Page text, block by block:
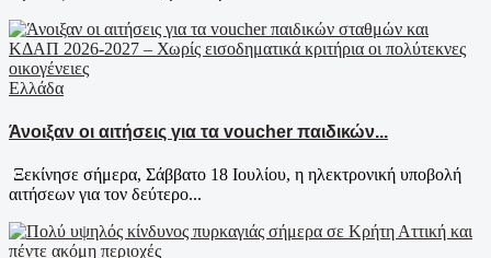
Ελλάδα
Άνοιξαν οι αιτήσεις για τα voucher παιδικών...
Ξεκίνησε σήμερα, Σάββατο 18 Ιουλίου, η ηλεκτρονική υποβολή
αιτήσεων για τον δεύτερο...